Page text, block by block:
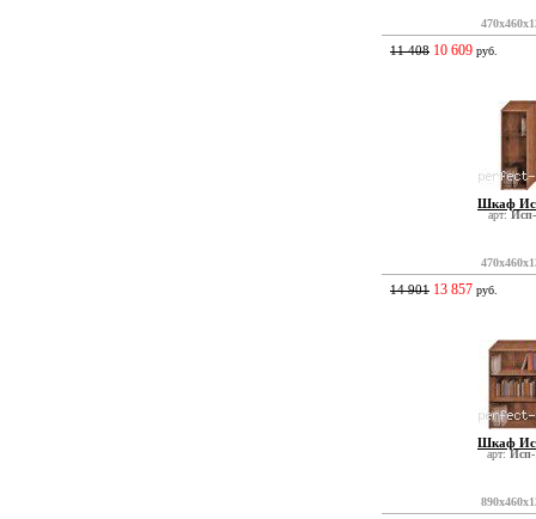
арт:Исп-
11 408 10 609 руб.
Шкаф
арт:Исп-
14 901 13 857 руб.
Шкаф